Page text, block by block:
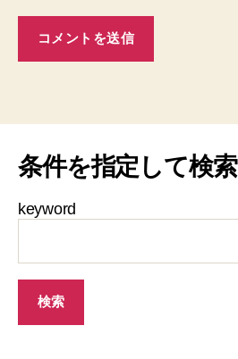
条件を指定して検索
keyword